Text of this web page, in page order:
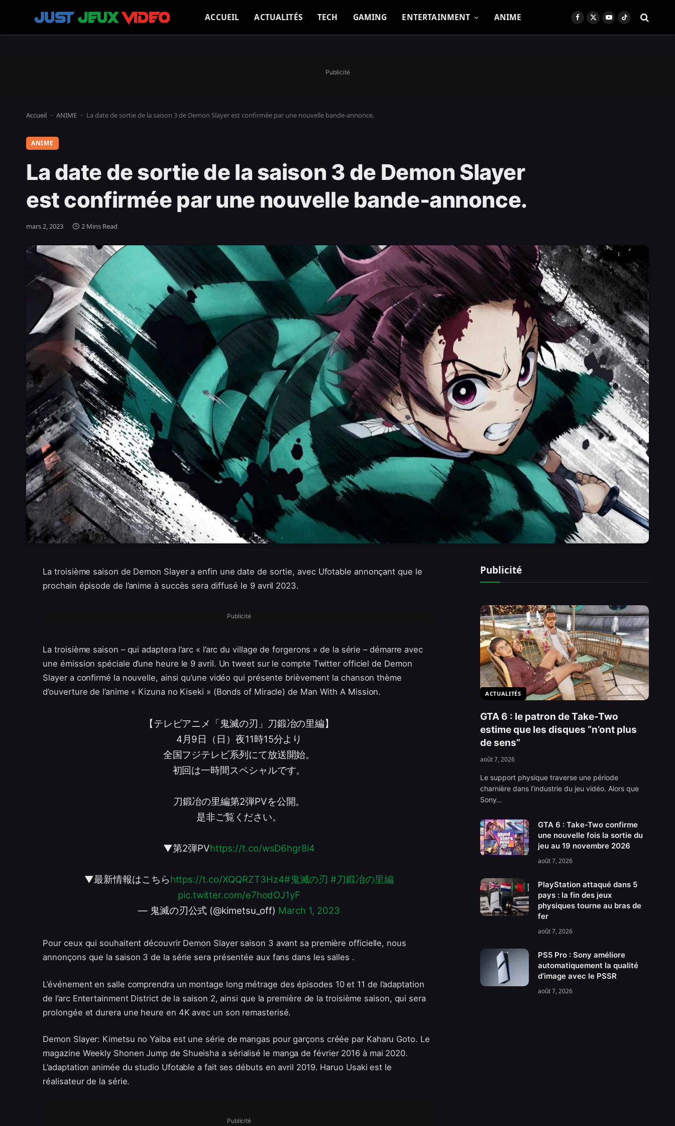
ACCUEIL ACTUALITÉS TECH GAMING ENTERTAINMENT ANIME Facebook
X
YouTubeTikTok
Publicité
Accueil - ANIME - La date de sortie de la saison 3 de Demon Slayer est confirmée par une nouvelle bande-annonce.
ANIME
La date de sortie de la saison 3 de Demon Slayer
est confirmée par une nouvelle bande-annonce.
mars 2, 2023 2 Mins Read
La troisième saison de Demon Slayer a enfin une date de sortie, avec Ufotable annonçant que le
prochain épisode de l’anime à succès sera diffusé le 9 avril 2023.
Publicité
La troisième saison – qui adaptera l’arc « l’arc du village de forgerons » de la série – démarre avec
une émission spéciale d’une heure le 9 avril. Un tweet sur le compte Twitter officiel de Demon
Slayer a confirmé la nouvelle, ainsi qu’une vidéo qui présente brièvement la chanson thème
d’ouverture de l’anime « Kizuna no Kiseki » (Bonds of Miracle) de Man With A Mission.
【テレビアニメ「鬼滅の刃」刀鍛冶の里編】
4月9日（日）夜11時15分より
全国フジテレビ系列にて放送開始。
初回は一時間スペシャルです。
刀鍛冶の里編第2弾PVを公開。
是非ご覧ください。
▼第2弾PVhttps://t.co/wsD6hgr8i4
▼最新情報はこちらhttps://t.co/XQQRZT3Hz4#鬼滅の刃 #刀鍛冶の里編
pic.twitter.com/e7hodOJ1yF
— 鬼滅の刃公式 (@kimetsu_off) March 1, 2023
Pour ceux qui souhaitent découvrir Demon Slayer saison 3 avant sa première officielle, nous
annonçons que la saison 3 de la série sera présentée aux fans dans les salles .
L’événement en salle comprendra un montage long métrage des épisodes 10 et 11 de l’adaptation
de l’arc Entertainment District de la saison 2, ainsi que la première de la troisième saison, qui sera
prolongée et durera une heure en 4K avec un son remasterisé.
Demon Slayer: Kimetsu no Yaiba est une série de mangas pour garçons créée par Kaharu Goto. Le
magazine Weekly Shonen Jump de Shueisha a sérialisé le manga de février 2016 à mai 2020.
L’adaptation animée du studio Ufotable a fait ses débuts en avril 2019. Haruo Usaki est le
réalisateur de la série.
Publicité
Publicité
ACTUALITÉS
GTA 6 : le patron de Take-Two
estime que les disques “n’ont plus
de sens”
août 7, 2026
Le support physique traverse une période
charnière dans l’industrie du jeu vidéo. Alors que
Sony…
GTA 6 : Take-Two confirme
une nouvelle fois la sortie du
jeu au 19 novembre 2026
août 7, 2026
PlayStation attaqué dans 5
pays : la fin des jeux
physiques tourne au bras de
fer
août 7, 2026
PS5 Pro : Sony améliore
automatiquement la qualité
d’image avec le PSSR
août 7, 2026